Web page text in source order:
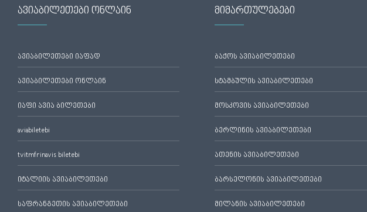
ავიაბილეთები ონლაინ
ავიაბილეთები იაფად
ავიაბილეთები ონლაინ
იაფი ავია ბილეთები
aviabiletebi
tvitmfrinavis biletebi
იტალიის ავიაბილეთები
საფრანგეთის ავიაბილეთები
მიმართულებები
ბაქოს ავიაბილეთები
სტამბულის ავიაბილეთები
მოსკოვის ავიაბილეთები
ბერლინის ავიაბილეთები
ათენის ავიაბილეთები
ბარსელონის ავიაბილეთები
მილანის ავიაბილეთები